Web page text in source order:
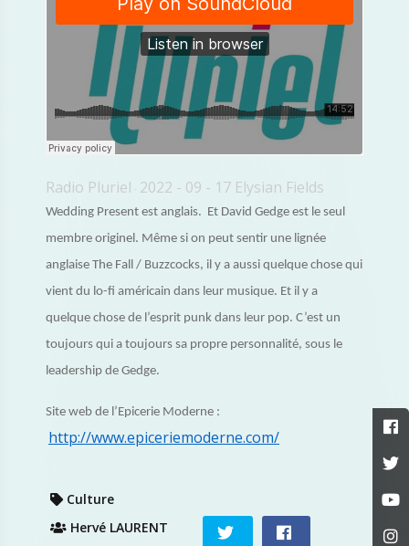
Radio Pluriel · 2022 - 09 - 17 Elysian Fields
Wedding Present est anglais. Et David Gedge est le seul
membre originel. Même si on peut sentir une lignée
anglaise The Fall / Buzzcocks, il y a aussi quelque chose qui
vient du lo-fi américain dans leur musique. Et il y a
quelque chose de l’esprit punk dans leur pop. C’est un
toujours qui a toujours sa propre personnalité, sous le
leadership de Gedge.
Site web de l’Epicerie Moderne :
http://www.epiceriemoderne.com/
Culture
Hervé LAURENT